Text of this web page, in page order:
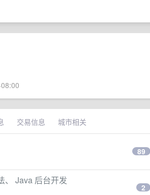
交易信息 城市相关
89
、 Java 后台开发
2